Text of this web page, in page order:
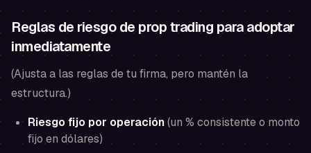
Reglas de riesgo de prop trading para adoptar
inmediatamente
(Ajusta a las reglas de tu firma, pero mantén la
estructura.)
Riesgo fijo por operación(un % consistente o monto
fijo en dólares)